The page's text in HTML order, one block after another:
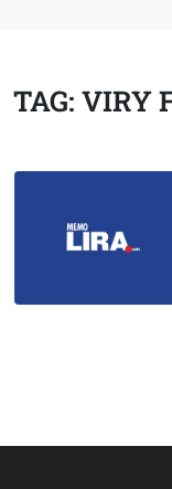
TAG: VIRY